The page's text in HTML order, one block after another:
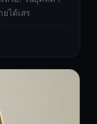
ได้เสร